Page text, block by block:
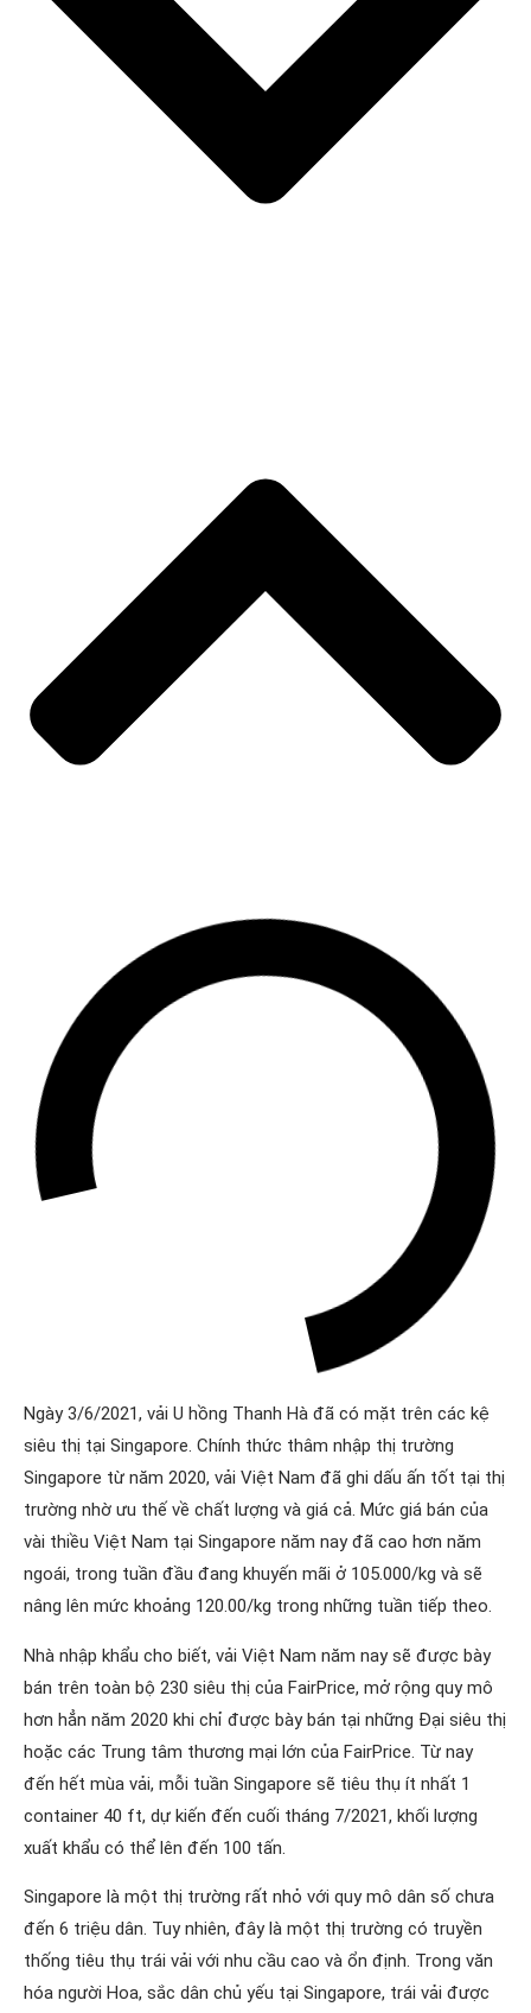
Ngày 3/6/2021, vải U hồng Thanh Hà đã có mặt trên các kệ
siêu thị tại Singapore. Chính thức thâm nhập thị trường
Singapore từ năm 2020, vải Việt Nam đã ghi dấu ấn tốt tại thị
trường nhờ ưu thế về chất lượng và giá cả. Mức giá bán của
vài thiều Việt Nam tại Singapore năm nay đã cao hơn năm
ngoái, trong tuần đầu đang khuyến mãi ở 105.000/kg và sẽ
nâng lên mức khoảng 120.00/kg trong những tuần tiếp theo.
Nhà nhập khẩu cho biết, vải Việt Nam năm nay sẽ được bày
bán trên toàn bộ 230 siêu thị của FairPrice, mở rộng quy mô
hơn hẳn năm 2020 khi chỉ được bày bán tại những Đại siêu thị
hoặc các Trung tâm thương mại lớn của FairPrice. Từ nay
đến hết mùa vải, mỗi tuần Singapore sẽ tiêu thụ ít nhất 1
container 40 ft, dự kiến đến cuối tháng 7/2021, khối lượng
xuất khẩu có thể lên đến 100 tấn.
Singapore là một thị trường rất nhỏ với quy mô dân số chưa
đến 6 triệu dân. Tuy nhiên, đây là một thị trường có truyền
thống tiêu thụ trái vải với nhu cầu cao và ổn định. Trong văn
hóa người Hoa, sắc dân chủ yếu tại Singapore, trái vải được